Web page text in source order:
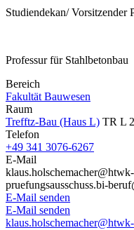
Studiendekan/
Professur für Stahlbetonbau
Bereich
Fakultät Bauwesen
Raum
Trefftz-Bau (Haus L) TR L
Telefon
+49 341 3076-6267
E-Mail
pruefungsausschuss.bi-
E-Mail senden
E-Mail senden